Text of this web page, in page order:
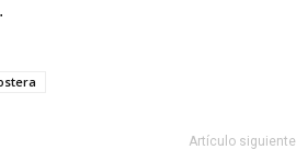
Artículo siguiente